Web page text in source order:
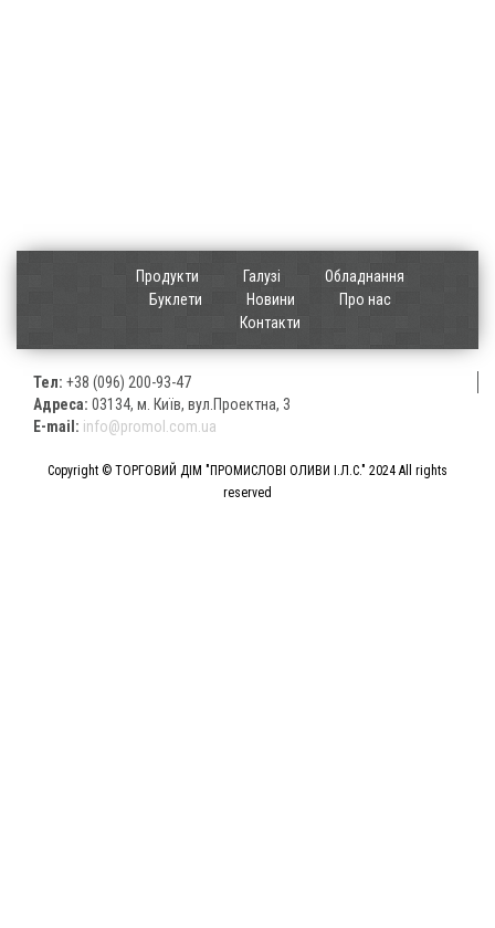
Продукти Галузі
Обладнання
Буклети
Новини
Про нас
Контакти
Тел: +38 (096) 200-93-47
Адреса: 03134, м. Київ, вул.Проектна, 3
E-mail: info@promol.com.ua
Copyright © ТОРГОВИЙ ДІМ "ПРОМИСЛОВІ ОЛИВИ І.Л.С." 2024 All rights
reserved